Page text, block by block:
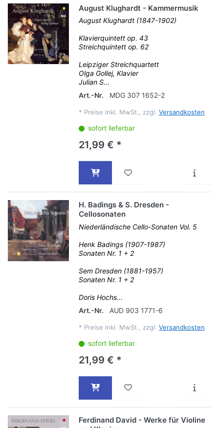
August Klughardt - Kammermusik
August Klughardt (1847-1902)
Klavierquintett op. 43
Streichquintett op. 62
Leipziger Streichquartett
Olga Gollej, Klavier
Julian S...
Art.-Nr.
MDG 307 1652-2
* Preise inkl. MwSt., zzgl. Versandkosten
sofort lieferbar
21,99 € *
H. Badings & S. Dresden -
Cellosonaten
Niederländische Cello-Sonaten Vol. 5
Henk Badings (1907-1987)
Sonaten Nr. 1 + 2
Sem Dresden (1881-1957)
Sonaten Nr. 1 + 2
Doris Hochs...
Art.-Nr.
AUD 903 1771-6
* Preise inkl. MwSt., zzgl. Versandkosten
sofort lieferbar
21,99 € *
Ferdinand David - Werke für Violine